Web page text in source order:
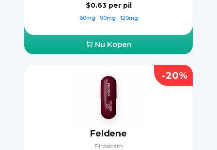
$0.63 per pil
60mg 90mg 120mg
Nu Kopen
Feldene
Piroxicam
-20%